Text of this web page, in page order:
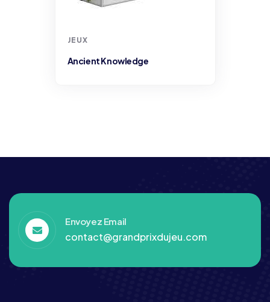
JEUX
Ancient Knowledge
Envoyez Email
contact@grandprixdujeu.com